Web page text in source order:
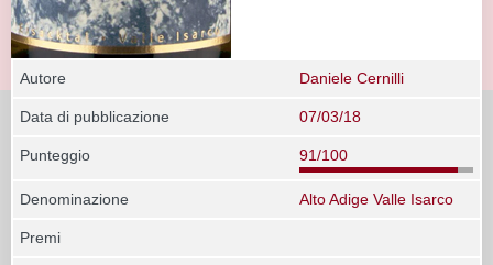
Autore Daniele Cernilli
Data di pubblicazione 07/03/18
Punteggio 91/100
Denominazione Alto Adige Valle Isarco
Premi